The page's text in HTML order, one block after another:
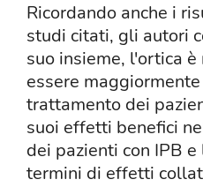
Ricordando anche i
studi citati, gli autori
suo insieme, l'ortica
essere
trattamento dei
suoi effetti benefici
dei pazienti con IPB
termini di effetti